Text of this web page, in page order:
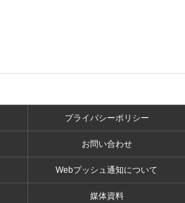
プライバシーポリシー
お問い合わせ
Webプッシュ通知について
媒体資料